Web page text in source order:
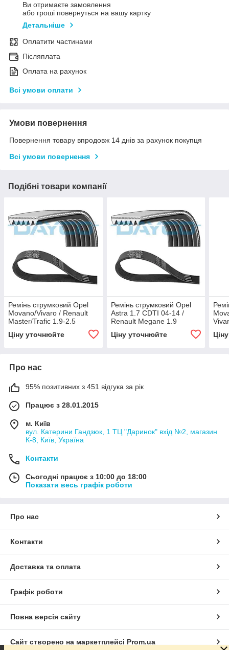
Ви отримаєте замовлення
або гроші повернуться на вашу картку
Детальніше
Оплатити частинами
Післяплата
Оплата на рахунок
Всі умови оплати
Умови повернення
Повернення товару впродовж 14 днів за рахунок покупця
Всі умови повернення
Подібні товари компанії
Ремінь струмковий Opel
Movano/Vivaro / Renault
Master/Trafic 1.9-2.5
i/Di/DTI/dCi 00-,6PK1150
Ціну уточнюйте
Ремінь струмковий Opel
Astra 1.7 CDTI 04-14 /
Renault Megane 1.9
6PK1606,
Ціну уточнюйте
Про нас
95% позитивних з 451 відгука за рік
Працює з 28.01.2015
м. Київ
вул. Катерини Гандзюк, 1 ТЦ "Даринок" вхід №2, магазин
К-8, Київ, Україна
Контакти
Сьогодні працює з 10:00 до 18:00
Показати весь графік роботи
Про нас
Контакти
Доставка та оплата
Графік роботи
Повна версія сайту
Сайт створено на маркетплейсі Prom.ua